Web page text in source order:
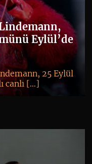
Eylül’de
25 Eylül
canlı […]